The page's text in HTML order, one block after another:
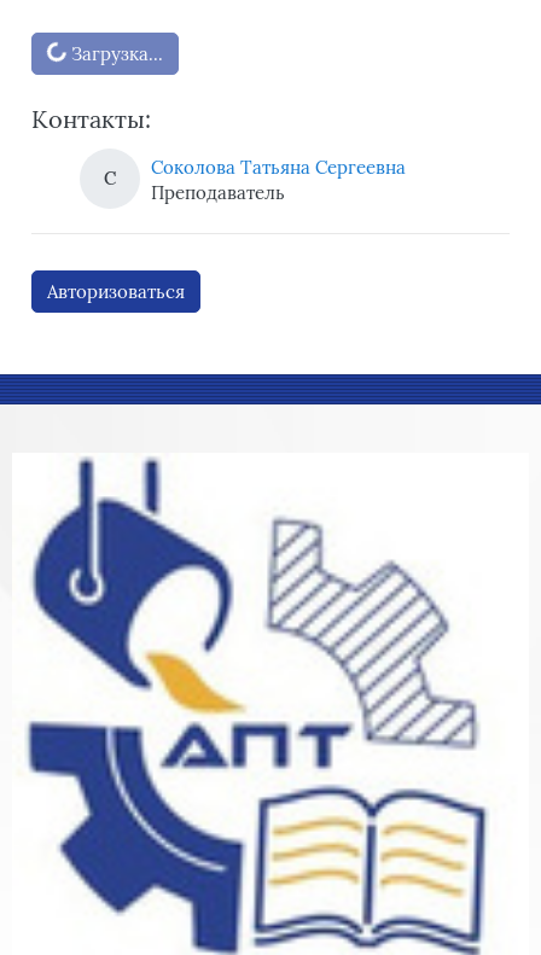
Блоки
Загрузка...
Контакты:
С
Соколова Татьяна Сергеевна
Преподаватель
Авторизоваться
Блоки